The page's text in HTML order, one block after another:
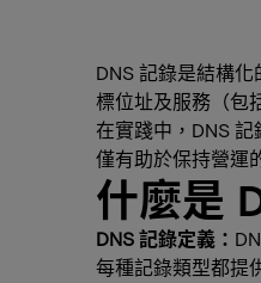
DNS 記錄是結構
標位址及服務（包
在實踐中，DNS
僅有助於保持營運
什麼是
DNS 記錄定義：
每種記錄類型都提